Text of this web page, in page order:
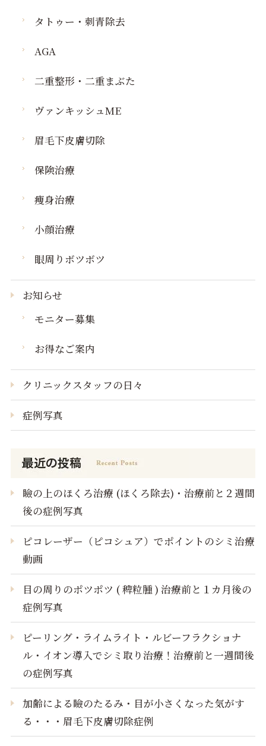
タトゥー・刺青除去
AGA
二重整形・二重まぶた
ヴァンキッシュME
眉毛下皮膚切除
保険治療
痩身治療
小顔治療
眼周りボツボツ
お知らせ
モニター募集
お得なご案内
クリニックスタッフの日々
症例写真
瞼の上のほくろ治療 (ほくろ除去)・治療前と２週間
後の症例写真
ピコレーザー（ピコシュア）でポイントのシミ治療
動画
目の周りのポツポツ ( 稗粒腫 ) 治療前と１カ月後の
症例写真
ピーリング・ライムライト・ルビーフラクショナ
ル・イオン導入でシミ取り治療！治療前と一週間後
の症例写真
加齢による瞼のたるみ・目が小さくなった気がす
る・・・眉毛下皮膚切除症例